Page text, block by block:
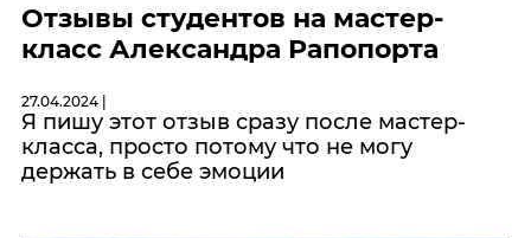
Отзывы студентов на мастер-
класс Александра Рапопорта
27.04.2024 |
Я пишу этот отзыв сразу после мастер-
класса, просто потому что не могу
держать в себе эмоции